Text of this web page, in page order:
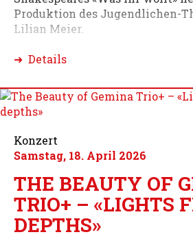
Produktion des Jugendlichen-
Lilian Meier.
➜ Details
Konzert
Samstag, 18. April 2026
THE BEAUTY OF
TRIO+ – «LIGHTS
DEPTHS»